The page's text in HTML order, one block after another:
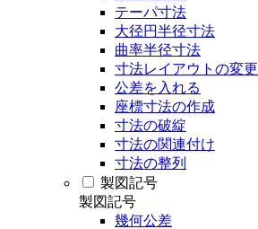
テーパ寸法
大径円半径寸法
曲率半径寸法
寸法レイアウトの変更
公差を入れる
座標寸法の作成
寸法の破綻
寸法の関連付け
寸法の整列
製図記号
製図記号
幾何公差